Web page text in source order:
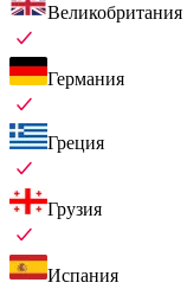
Великобритания
Германия
Греция
Грузия
Испания